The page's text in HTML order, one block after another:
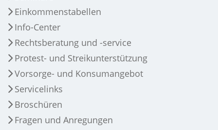
Einkommenstabellen
Info-Center
Rechtsberatung und -service
Protest- und Streikunterstützung
Vorsorge- und Konsumangebot
Servicelinks
Broschüren
Fragen und Anregungen